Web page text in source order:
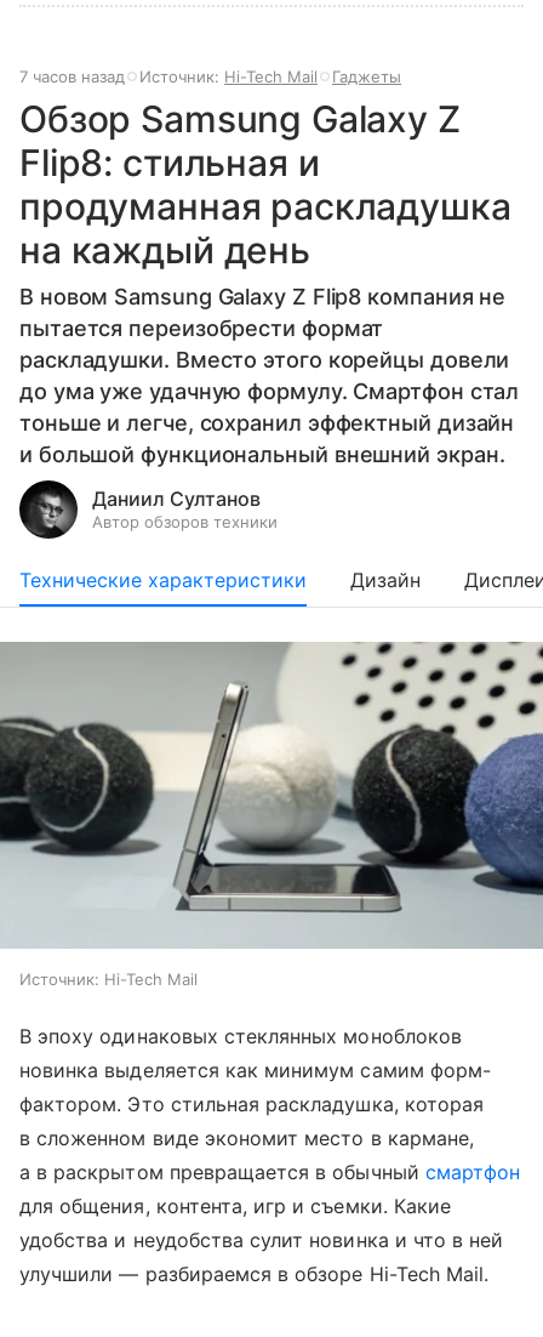
7 часов назад Источник: Hi-Tech Mail Гаджеты
Обзор Samsung Galaxy Z
Flip8: стильная и
продуманная раскладушка
на каждый день
В новом Samsung Galaxy Z Flip8 компания не
пытается переизобрести формат
раскладушки. Вместо этого корейцы довели
до ума уже удачную формулу. Смартфон стал
тоньше и легче, сохранил эффектный дизайн
и большой функциональный внешний экран.
Даниил Султанов
Автор обзоров техники
Технические характеристики Дизайн
Источник: Hi-Tech Mail
В эпоху одинаковых стеклянных моноблоков
новинка выделяется как минимум самим форм-
фактором. Это стильная раскладушка, которая
в сложенном виде экономит место в кармане,
а в раскрытом превращается в обычный смартфон
для общения, контента, игр и съемки. Какие
удобства и неудобства сулит новинка и что в ней
улучшили — разбираемся в обзоре Hi-Tech Mail.